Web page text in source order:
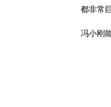
都非常
冯小刚